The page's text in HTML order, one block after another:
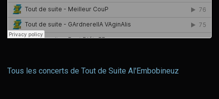
Tous les concerts de Tout de Suite Al'Embobineuz